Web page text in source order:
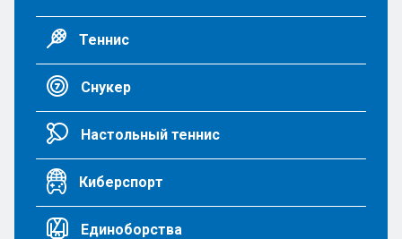
Теннис
Снукер
Настольный теннис
Киберспорт
Единоборства